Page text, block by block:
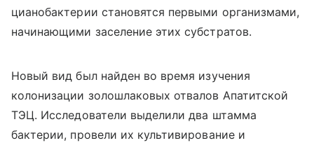
цианобактерии становятся первыми организмами,
начинающими заселение этих субстратов.
Новый вид был найден во время изучения
колонизации золошлаковых отвалов Апатитской
ТЭЦ. Исследователи выделили два штамма
бактерии, провели их культивирование и